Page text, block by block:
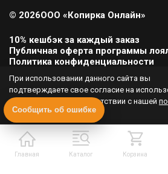
Главная Каталог Корзина
© 2026ООО «Копирка Онлайн»
10% кешбэк за каждый заказ
Публичная оферта программы
Политика конфиденциальности
Урегулирование претензий
Полная версия сайта
При использовании данного сайта вы
подтверждаете свое согласие на
cookie-файлов в соответствии с нашей
приватности.
Сообщить об ошибке